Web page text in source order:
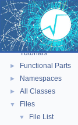
▼
ROOT
ROOT Reference
Tutorials
► Functional Parts
► Namespaces
► All Classes
▼ Files
▼ File List